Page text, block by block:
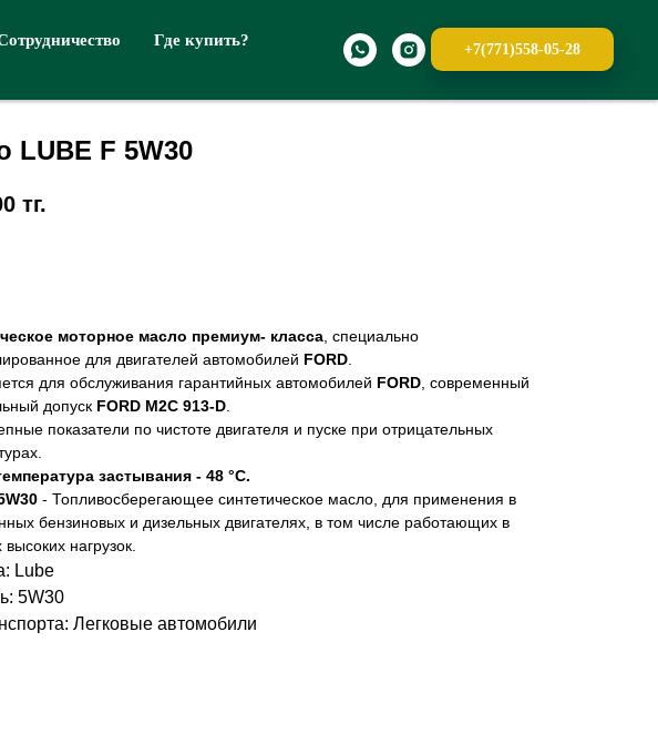
Где купить?
+7(771)558-05-28
LUBE F 5W30
тг.
моторное масло премиум- класса, специально
для двигателей автомобилей FORD.
для обслуживания гарантийных автомобилей FORD, современный
допуск FORD M2C 913-D.
показатели по чистоте двигателя и пуске при отрицательных
застывания - 48 °C.
- Топливосберегающее синтетическое масло, для применения в
бензиновых и дизельных двигателях, в том числе работающих в
высоких нагрузок.
Lube
5W30
Легковые автомобили